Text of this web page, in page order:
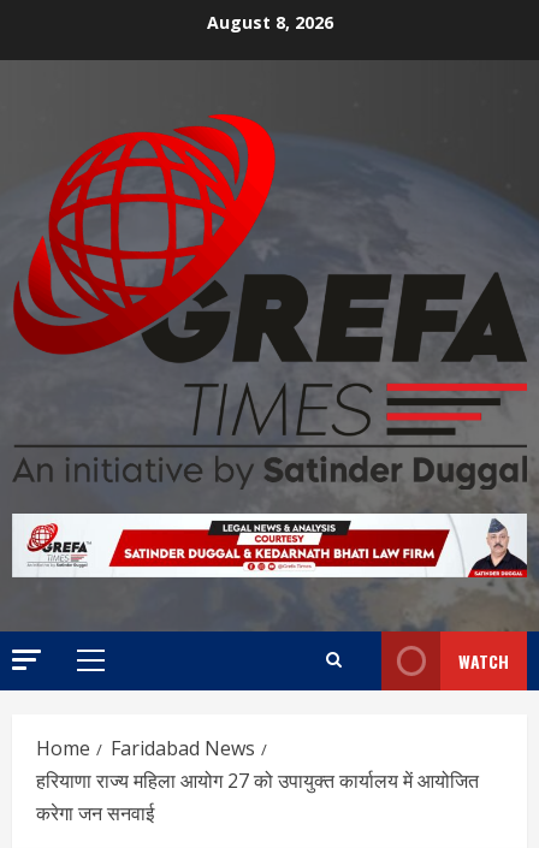
August 8, 2026
WATCH
Home
Faridabad News
हरियाणा राज्य महिला आयोग 27 को उपायुक्त कार्यालय में आयोजित
करेगा जन सनवाई